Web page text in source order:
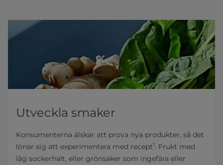
Utveckla smaker
Konsumenterna älskar att prova nya produkter, så det
lönar sig att experimentera med recept1. Frukt med
låg sockerhalt, eller grönsaker som ingefära eller